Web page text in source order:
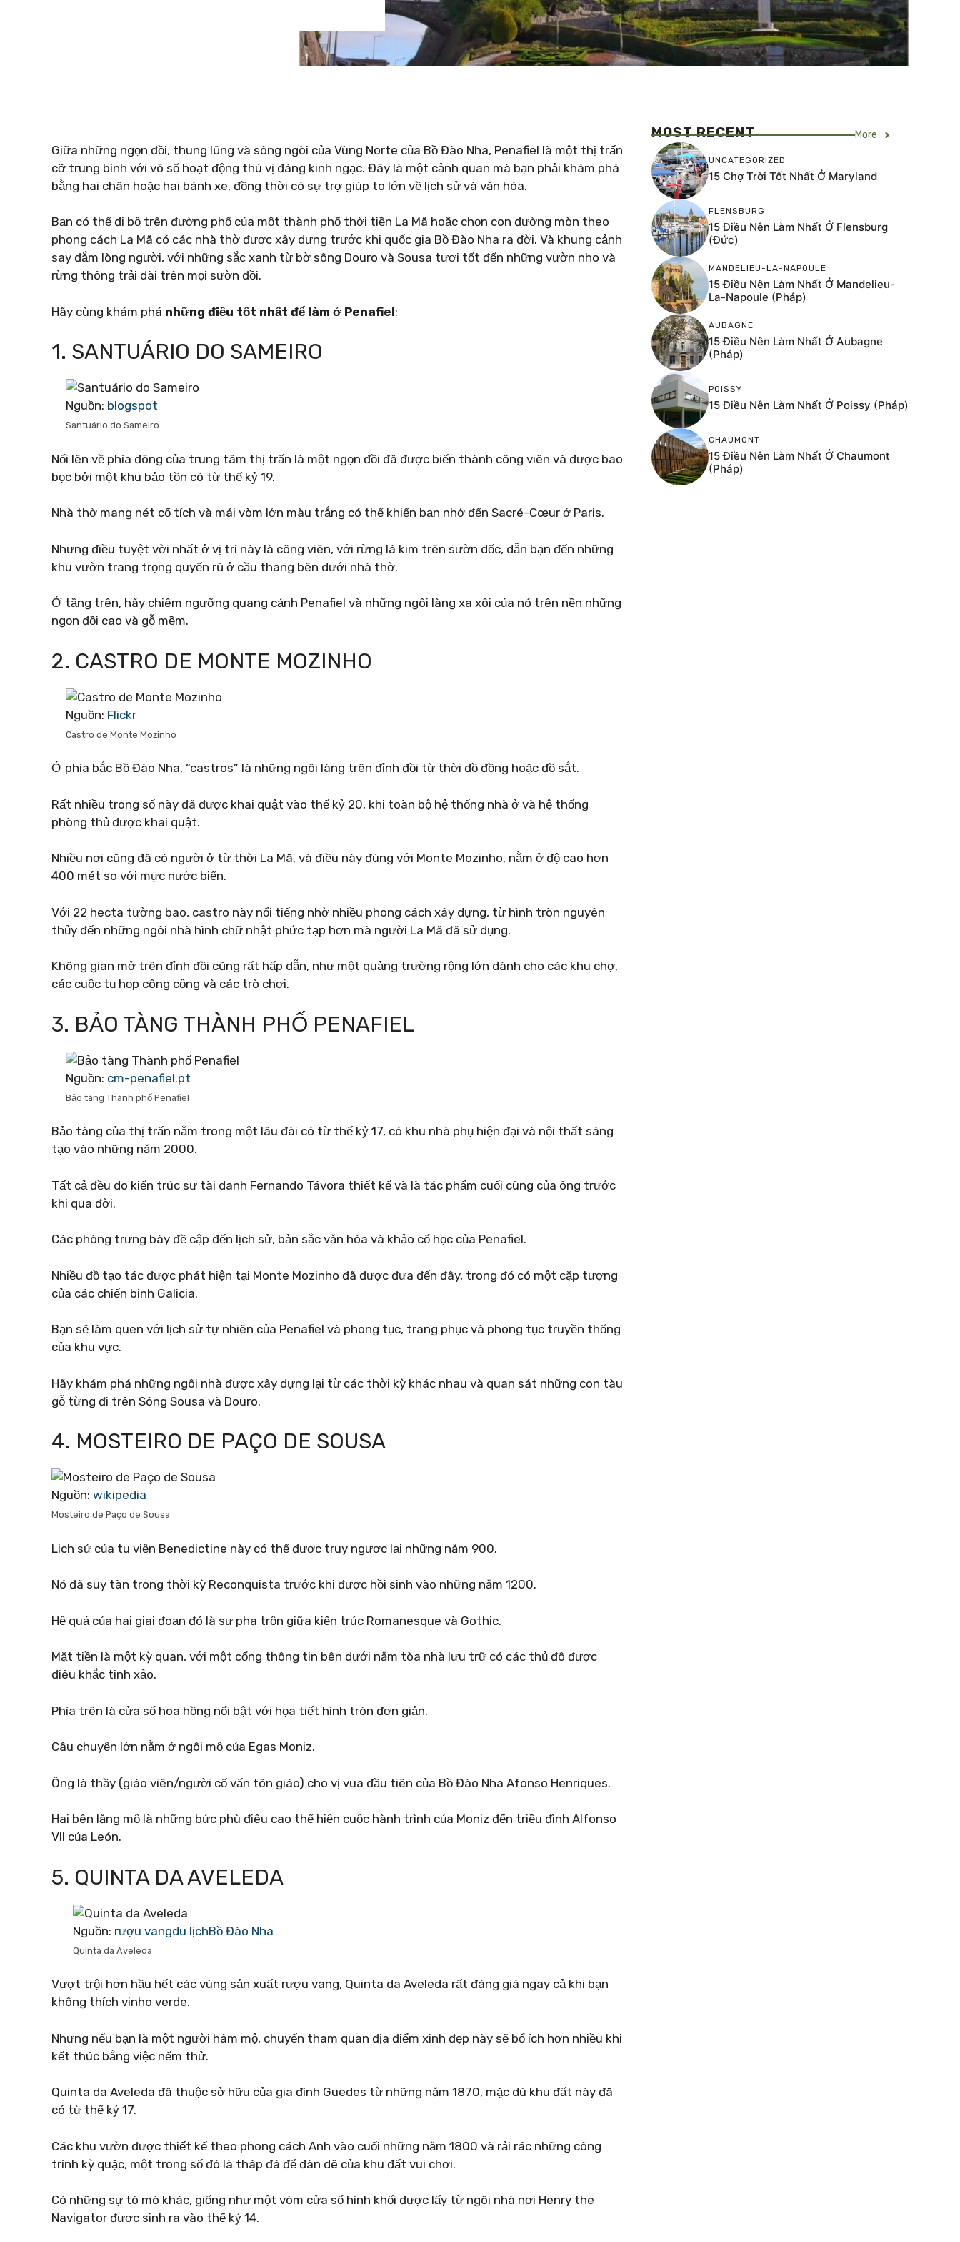
Giữa những ngọn đồi, thung lũng và sông ngòi của Vùng Norte của Bồ Đào Nha, Penafiel là một thị trấn
cỡ trung bình với vô số hoạt động thú vị đáng kinh ngạc. Đây là một cảnh quan mà bạn phải khám phá
bằng hai chân hoặc hai bánh xe, đồng thời có sự trợ giúp to lớn về lịch sử và văn hóa.
Bạn có thể đi bộ trên đường phố của một thành phố thời tiền La Mã hoặc chọn con đường mòn theo
phong cách La Mã có các nhà thờ được xây dựng trước khi quốc gia Bồ Đào Nha ra đời. Và khung cảnh
say đắm lòng người, với những sắc xanh từ bờ sông Douro và Sousa tươi tốt đến những vườn nho và
rừng thông trải dài trên mọi sườn đồi.
Hãy cùng khám phá những điều tốt nhất để làm ở Penafiel:
1. SANTUÁRIO DO SAMEIRO
Nguồn: blogspot
Santuário do Sameiro
Nổi lên về phía đông của trung tâm thị trấn là một ngọn đồi đã được biến thành công viên và được bao
bọc bởi một khu bảo tồn có từ thế kỷ 19.
Nhà thờ mang nét cổ tích và mái vòm lớn màu trắng có thể khiến bạn nhớ đến Sacré-Cœur ở Paris.
Nhưng điều tuyệt vời nhất ở vị trí này là công viên, với rừng lá kim trên sườn dốc, dẫn bạn đến những
khu vườn trang trọng quyến rũ ở cầu thang bên dưới nhà thờ.
Ở tầng trên, hãy chiêm ngưỡng quang cảnh Penafiel và những ngôi làng xa xôi của nó trên nền những
ngọn đồi cao và gỗ mềm.
2. CASTRO DE MONTE MOZINHO
Nguồn: Flickr
Castro de Monte Mozinho
Ở phía bắc Bồ Đào Nha, “castros” là những ngôi làng trên đỉnh đồi từ thời đồ đồng hoặc đồ sắt.
Rất nhiều trong số này đã được khai quật vào thế kỷ 20, khi toàn bộ hệ thống nhà ở và hệ thống
phòng thủ được khai quật.
Nhiều nơi cũng đã có người ở từ thời La Mã, và điều này đúng với Monte Mozinho, nằm ở độ cao hơn
400 mét so với mực nước biển.
Với 22 hecta tường bao, castro này nổi tiếng nhờ nhiều phong cách xây dựng, từ hình tròn nguyên
thủy đến những ngôi nhà hình chữ nhật phức tạp hơn mà người La Mã đã sử dụng.
Không gian mở trên đỉnh đồi cũng rất hấp dẫn, như một quảng trường rộng lớn dành cho các khu chợ,
các cuộc tụ họp công cộng và các trò chơi.
3. BẢO TÀNG THÀNH PHỐ PENAFIEL
Nguồn: cm-penafiel.pt
Bảo tàng Thành phố Penafiel
Bảo tàng của thị trấn nằm trong một lâu đài có từ thế kỷ 17, có khu nhà phụ hiện đại và nội thất sáng
tạo vào những năm 2000.
Tất cả đều do kiến ​​trúc sư tài danh Fernando Távora thiết kế và là tác phẩm cuối cùng của ông trước
khi qua đời.
Các phòng trưng bày đề cập đến lịch sử, bản sắc văn hóa và khảo cổ học của Penafiel.
Nhiều đồ tạo tác được phát hiện tại Monte Mozinho đã được đưa đến đây, trong đó có một cặp tượng
của các chiến binh Galicia.
Bạn sẽ làm quen với lịch sử tự nhiên của Penafiel và phong tục, trang phục và phong tục truyền thống
của khu vực.
Hãy khám phá những ngôi nhà được xây dựng lại từ các thời kỳ khác nhau và quan sát những con tàu
gỗ từng đi trên Sông Sousa và Douro.
4. MOSTEIRO DE PAÇO DE SOUSA
Nguồn: wikipedia
Mosteiro de Paço de Sousa
Lịch sử của tu viện Benedictine này có thể được truy ngược lại những năm 900.
Nó đã suy tàn trong thời kỳ Reconquista trước khi được hồi sinh vào những năm 1200.
Hệ quả của hai giai đoạn đó là sự pha trộn giữa kiến ​​trúc Romanesque và Gothic.
Mặt tiền là một kỳ quan, với một cổng thông tin bên dưới năm tòa nhà lưu trữ có các thủ đô được
điêu khắc tinh xảo.
Phía trên là cửa sổ hoa hồng nổi bật với họa tiết hình tròn đơn giản.
Câu chuyện lớn nằm ở ngôi mộ của Egas Moniz.
Ông là thầy (giáo viên/người cố vấn tôn giáo) cho vị vua đầu tiên của Bồ Đào Nha Afonso Henriques.
Hai bên lăng mộ là những bức phù điêu cao thể hiện cuộc hành trình của Moniz đến triều đình Alfonso
VII của León.
5. QUINTA DA AVELEDA
Nguồn: rượu vangdu lịchBồ Đào Nha
Quinta da Aveleda
Vượt trội hơn hầu hết các vùng sản xuất rượu vang, Quinta da Aveleda rất đáng giá ngay cả khi bạn
không thích vinho verde.
Nhưng nếu bạn là một người hâm mộ, chuyến tham quan địa điểm xinh đẹp này sẽ bổ ích hơn nhiều khi
kết thúc bằng việc nếm thử.
Quinta da Aveleda đã thuộc sở hữu của gia đình Guedes từ những năm 1870, mặc dù khu đất này đã
có từ thế kỷ 17.
Các khu vườn được thiết kế theo phong cách Anh vào cuối những năm 1800 và rải rác những công
trình kỳ quặc, một trong số đó là tháp đá để đàn dê của khu đất vui chơi.
Có những sự tò mò khác, giống như một vòm cửa sổ hình khối được lấy từ ngôi nhà nơi Henry the
Navigator được sinh ra vào thế kỷ 14.
MOST RECENT More
UNCATEGORIZED
15 Chợ Trời Tốt Nhất Ở Maryland
FLENSBURG
15 Điều Nên Làm Nhất Ở Flensburg
(Đức)
MANDELIEU-LA-NAPOULE
15 Điều Nên Làm Nhất Ở Mandelieu-
La-Napoule (Pháp)
AUBAGNE
15 Điều Nên Làm Nhất Ở Aubagne
(Pháp)
POISSY
15 Điều Nên Làm Nhất Ở Poissy (Pháp)
CHAUMONT
15 Điều Nên Làm Nhất Ở Chaumont
(Pháp)